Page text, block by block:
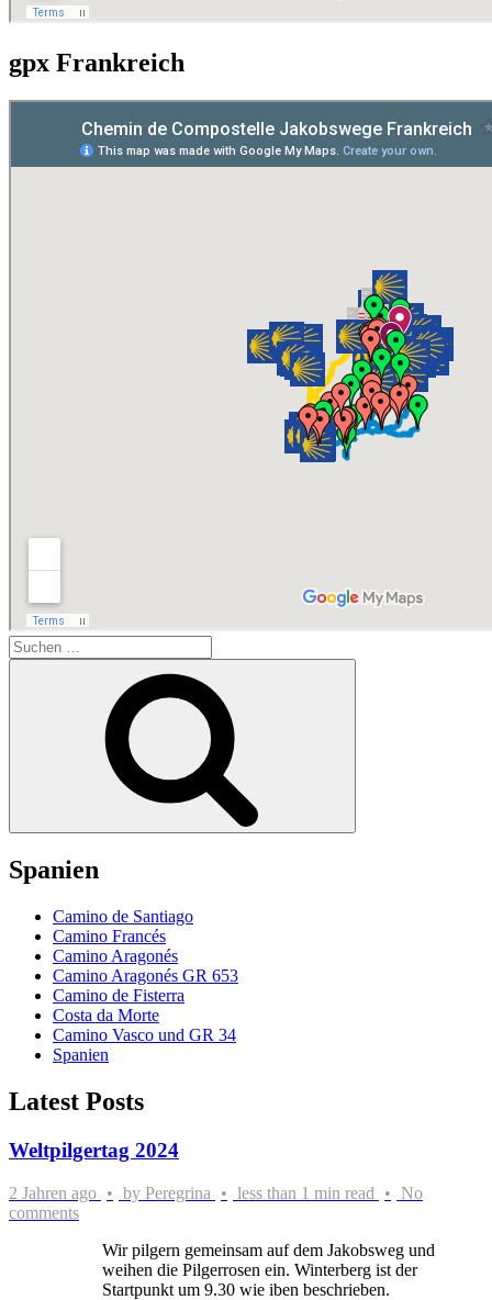
gpx Frankreich
Suchen
nach:
Spanien
Camino de Santiago
Camino Francés
Camino Aragonés
Camino Aragonés GR 653
Camino de Fisterra
Costa da Morte
Camino Vasco und GR 34
Spanien
Latest Posts
Weltpilgertag 2024
2 Jahren ago by Peregrina less than 1 min read
No
comments
Wir pilgern gemeinsam auf dem Jakobsweg und
weihen die Pilgerrosen ein. Winterberg ist der
Startpunkt um 9.30 wie iben beschrieben.